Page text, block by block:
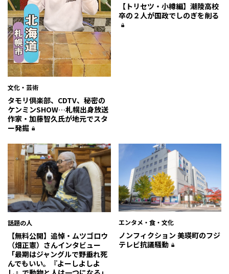
文化・芸術
タモリ倶楽部、CDTV、秘密の
ケンミンSHOW…札幌出身放送
作家・加藤智久氏が地元でスタ
ー発掘
【トリセツ・小樽編】潮陵高校
卒の２人が国政でしのぎを削る
話題の人
【無料公開】追悼・ムツゴロウ
（畑正憲）さんインタビュー
「最期はジャングルで野垂れ死
んでもいい。『よーしよしよ
エンタメ・食・文化
ノンフィクション 美瑛町のフジ
テレビ抗議騒動